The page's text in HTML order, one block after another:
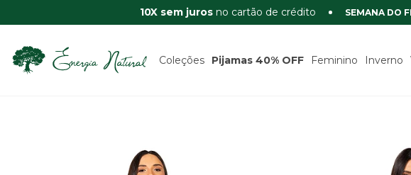
10X sem jurosno cartão de crédito SEMANA DO
Coleções Pijamas 40% OFF Feminino Inverno